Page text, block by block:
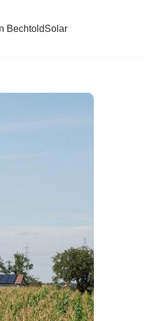
BechtoldSolar